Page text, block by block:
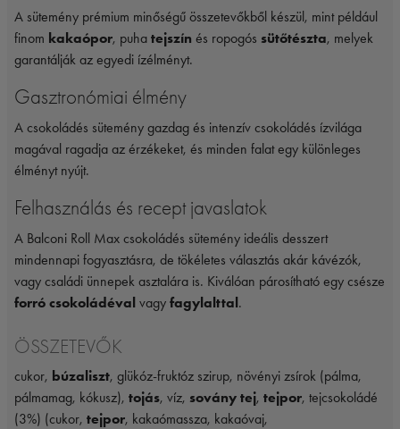
A sütemény prémium minőségű összetevőkből készül, mint például
finom kakaópor, puha tejszín és ropogós sütőtészta, melyek
garantálják az egyedi ízélményt.
Gasztronómiai élmény
A csokoládés sütemény gazdag és intenzív csokoládés ízvilága
magával ragadja az érzékeket, és minden falat egy különleges
élményt nyújt.
Felhasználás és recept javaslatok
A Balconi Roll Max csokoládés sütemény ideális desszert
mindennapi fogyasztásra, de tökéletes választás akár kávézók,
vagy családi ünnepek asztalára is. Kiválóan párosítható egy csésze
forró csokoládéval vagy fagylalttal .
ÖSSZETEVŐK
cukor, búzaliszt, glükóz-fruktóz szirup, növényi zsírok (pálma,
pálmamag, kókusz), tojás, víz, sovány tej, tejpor, tejcsokoládé
(3%) (cukor, tejpor, kakaómassza, kakaóvaj,